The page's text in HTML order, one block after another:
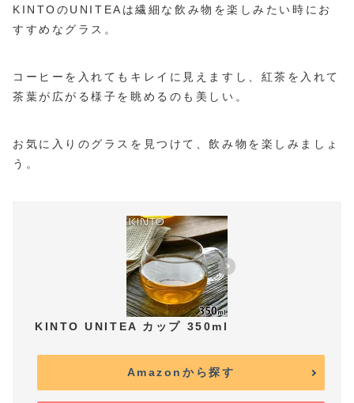
KINTOのUNITEAは繊細な飲み物を楽しみたい時にお
すすめなグラス。
コーヒーを入れてもキレイに見えますし、紅茶を入れて
茶葉が広がる様子を眺めるのも美しい。
お気に入りのグラスを見つけて、飲み物を楽しみましょ
う。
KINTO UNITEA カップ 350ml
Amazonから探す